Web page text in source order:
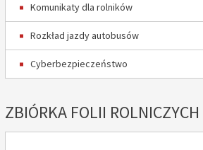
Komunikaty dla rolników
Rozkład jazdy autobusów
Cyberbezpieczeństwo
ZBIÓRKA FOLII ROLNICZYCH